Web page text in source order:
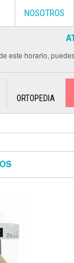
NOSOTROS
este horario,
ORTOPEDIA